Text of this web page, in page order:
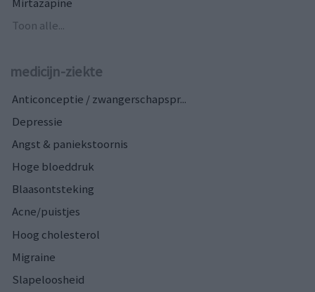
Toon alle...
medicijn-ziekte
Anticonceptie / zwangerschapspr...
Depressie
Angst & paniekstoornis
Hoge bloeddruk
Blaasontsteking
Acne/puistjes
Hoog cholesterol
Migraine
Slapeloosheid